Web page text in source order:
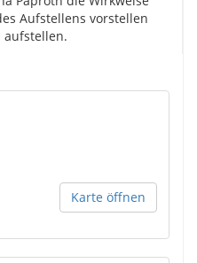
Aufstellens vorstellen
aufstellen.
Karte öffnen